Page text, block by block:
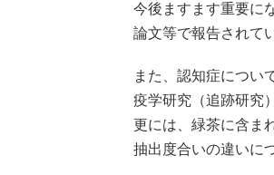
今後ますます重要に
論文等で報告されて
また、認知症につい
疫学研究（追跡研究
更には、緑茶に含ま
抽出度合いの違いに